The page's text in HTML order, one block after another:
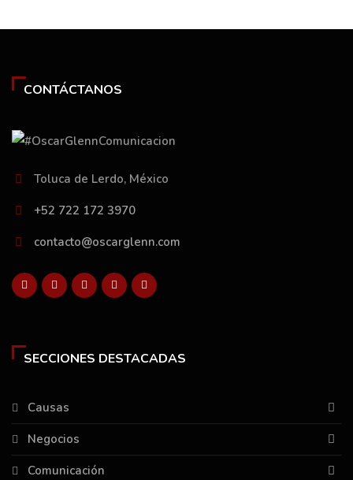
CONTÁCTANOS
Toluca de Lerdo, México
+52 722 172 3970
contacto@oscarglenn.com
SECCIONES DESTACADAS
Causas
Negocios
Comunicación